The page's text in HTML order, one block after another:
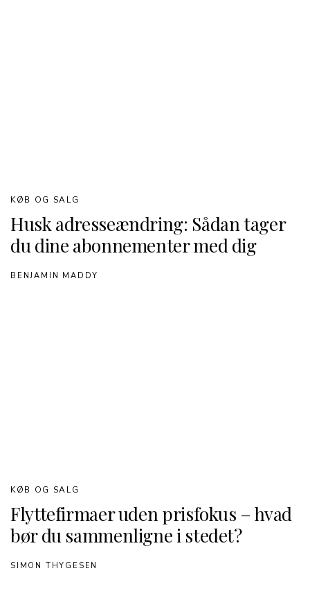
Husk adresseændring: Sådan tager
du dine abonnementer med dig
KØB OG SALG
BENJAMIN MADDY
Flyttefirmaer uden prisfokus – hvad
bør du sammenligne i stedet?
KØB OG SALG
SIMON THYGESEN